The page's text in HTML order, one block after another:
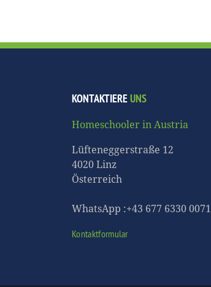
KONTAKTIEREUNS
Homeschooler in Austria
Lüfteneggerstraße 12
4020 Linz
Österreich
WhatsApp :+43 677 6330 0071
Kontaktformular